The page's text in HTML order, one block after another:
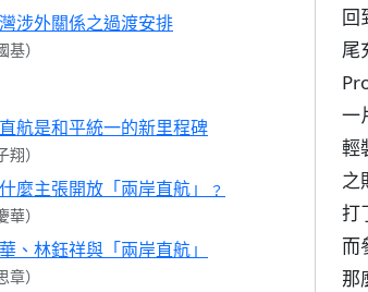
涉外關係之過渡安排
基）
航是和平統一的新里程碑
翔）
麼主張開放「兩岸直航」﹖
華）
、林鈺祥與「兩岸直航」
章）
回
尾
一
輕
之
打
而
那